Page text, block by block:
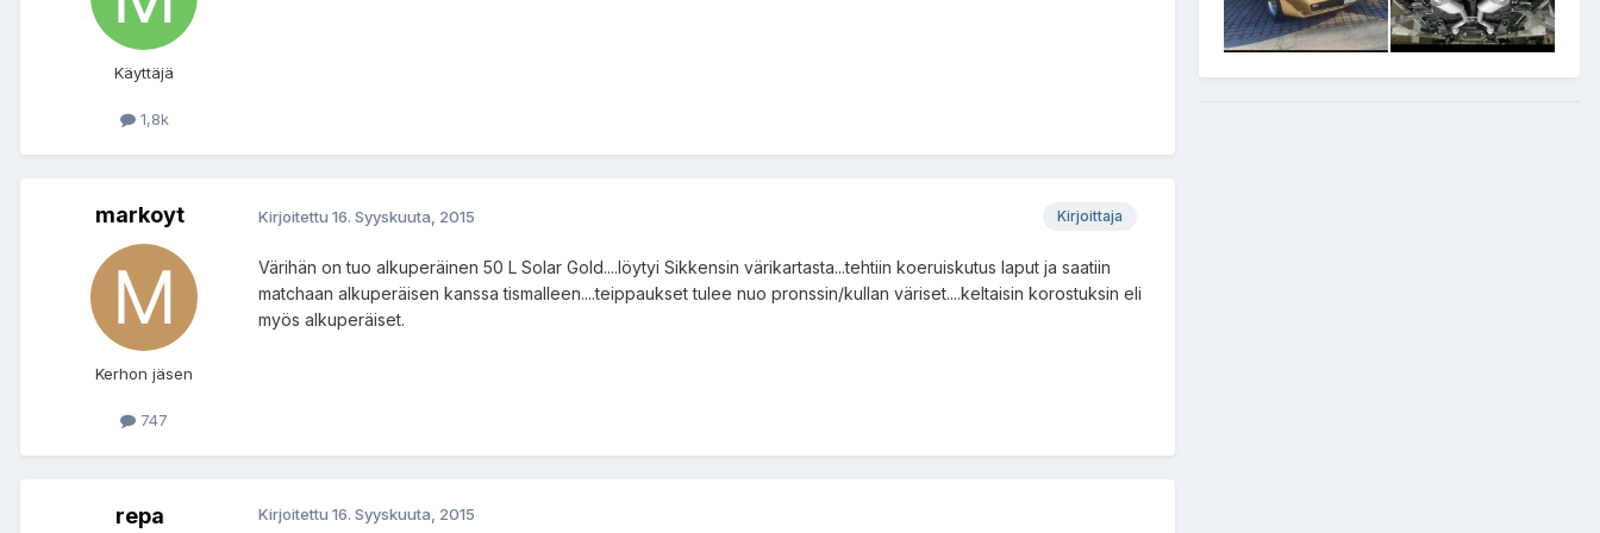
Käyttäjä
1,8k
markoyt
Kerhon jäsen
747
Kirjoittaja
Kirjoitettu 16. Syyskuuta, 2015
Värihän on tuo alkuperäinen 50 L Solar Gold....löytyi Sikkensin värikartasta...tehtiin koeruiskutus laput ja saatiin
matchaan alkuperäisen kanssa tismalleen....teippaukset tulee nuo pronssin/kullan väriset....keltaisin korostuksin eli
myös alkuperäiset.
repa Kirjoitettu 16. Syyskuuta, 2015